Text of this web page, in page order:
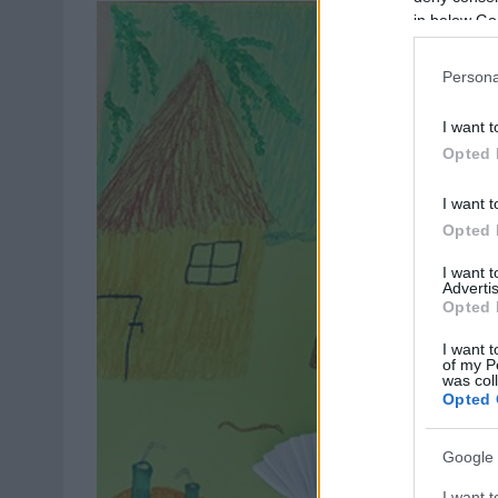
in below
I want
Opted
I want
Opted
I want
Opted
I want
of my
was
Opted
Google